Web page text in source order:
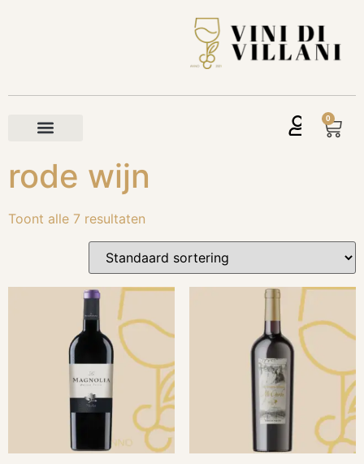
0
rode wijn
Toont alle 7 resultaten